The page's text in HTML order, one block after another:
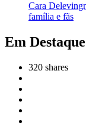
Cara
família e fãs
Em Destaque
320 shares